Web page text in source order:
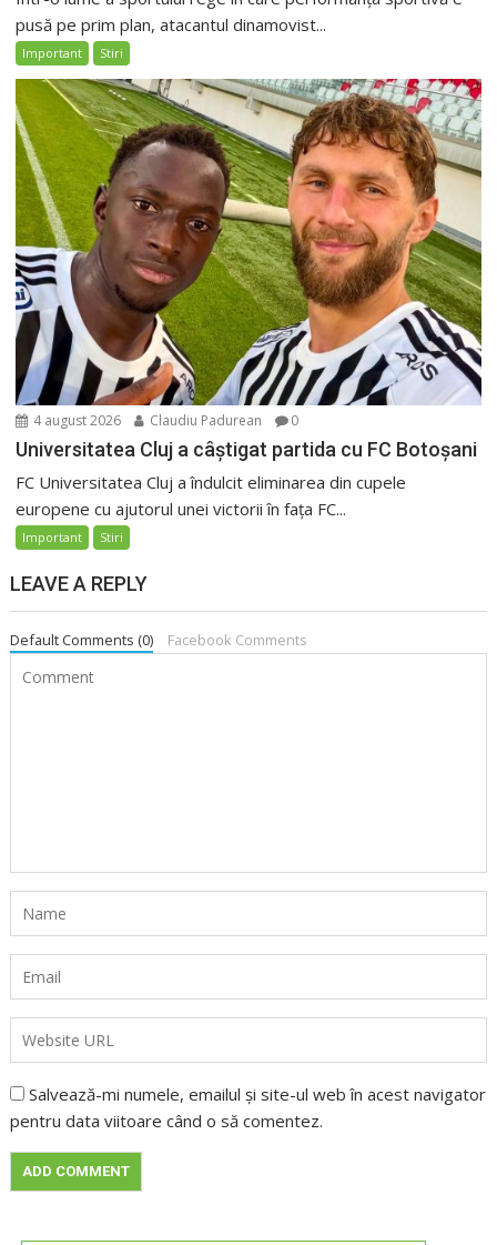
pusă pe prim plan, atacantul dinamovist...
Important Stiri
4 august 2026 Claudiu Padurean 0
Universitatea Cluj a câștigat partida cu FC Botoșani
FC Universitatea Cluj a îndulcit eliminarea din cupele
europene cu ajutorul unei victorii în fața FC...
Important Stiri
LEAVE A REPLY
Default Comments (0) Facebook Comments
Salvează-mi numele, emailul și site-ul web în acest navigator
pentru data viitoare când o să comentez.